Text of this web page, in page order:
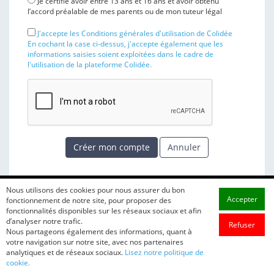
l’accord préalable de mes parents ou de mon tuteur légal
J'accepte les Conditions générales d'utilisation de Colidée
En cochant la case ci-dessus, j'accepte également que les
informations saisies soient exploitées dans le cadre de
l'utilisation de la plateforme Colidée.
Créer mon compte Annuler
Nous utilisons des cookies pour nous assurer du bon
fonctionnement de notre site, pour proposer des
fonctionnalités disponibles sur les réseaux sociaux et afin
d’analyser notre trafic.
Nous partageons également des informations, quant à
votre navigation sur notre site, avec nos partenaires
analytiques et de réseaux sociaux. Lisez notre politique de
cookie.
Accepter
Refuser